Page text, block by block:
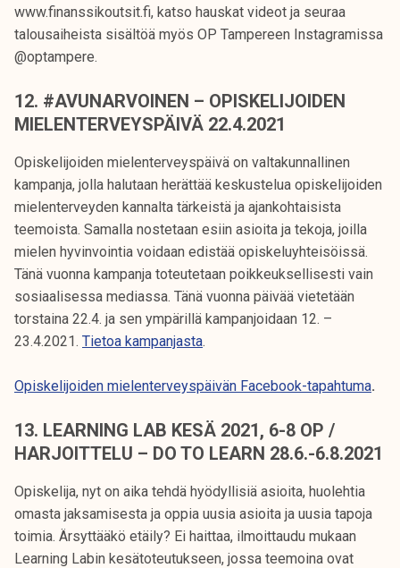
www.finanssikoutsit.fi, katso hauskat videot ja seuraa
talousaiheista sisältöä myös OP Tampereen Instagramissa
@optampere.
12. #AVUNARVOINEN – OPISKELIJOIDEN
MIELENTERVEYSPÄIVÄ 22.4.2021
Opiskelijoiden mielenterveyspäivä on valtakunnallinen
kampanja, jolla halutaan herättää keskustelua opiskelijoiden
mielenterveyden kannalta tärkeistä ja ajankohtaisista
teemoista. Samalla nostetaan esiin asioita ja tekoja, joilla
mielen hyvinvointia voidaan edistää opiskeluyhteisöissä.
Tänä vuonna kampanja toteutetaan poikkeuksellisesti vain
sosiaalisessa mediassa. Tänä vuonna päivää vietetään
torstaina 22.4. ja sen ympärillä kampanjoidaan 12. –
23.4.2021. Tietoa kampanjasta.
Opiskelijoiden mielenterveyspäivän Facebook-tapahtuma.
13. LEARNING LAB KESÄ 2021, 6-8 OP /
HARJOITTELU – DO TO LEARN 28.6.-6.8.2021
Opiskelija, nyt on aika tehdä hyödyllisiä asioita, huolehtia
omasta jaksamisesta ja oppia uusia asioita ja uusia tapoja
toimia. Ärsyttääkö etäily? Ei haittaa, ilmoittaudu mukaan
Learning Labin kesätoteutukseen, jossa teemoina ovat